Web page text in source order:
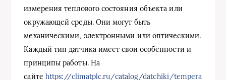
измерения теплового состояния объекта или
окружающей среды. Они могут быть
механическими, электронными или оптическими.
Каждый тип датчика имеет свои особенности и
принципы работы. На
сайте https://climatplc.ru/catalog/datchiki/tempera